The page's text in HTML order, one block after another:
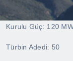
Kurulu Güç: 120
Türbin Adedi: 50